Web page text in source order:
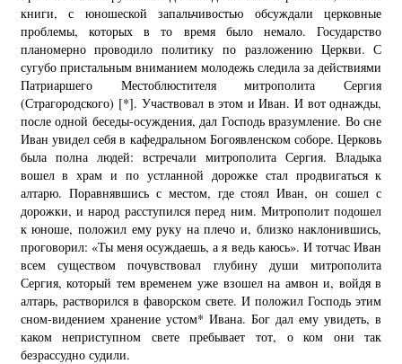
книги, с юношеской запальчивостью обсуждали церковные
проблемы, которых в то время было немало. Государство
планомерно проводило политику по разложению Церкви. С
сугубо пристальным вниманием молодежь следила за действиями
Патриаршего Местоблюстителя митрополита Сергия
(Страгородского) [*]. Участвовал в этом и Иван. И вот однажды,
после одной беседы-осуждения, дал Господь вразумление. Во сне
Иван увидел себя в кафедральном Богоявленском соборе. Церковь
была полна людей: встречали митрополита Сергия. Владыка
вошел в храм и по устланной дорожке стал продвигаться к
алтарю. Поравнявшись с местом, где стоял Иван, он сошел с
дорожки, и народ расступился перед ним. Митрополит подошел
к юноше, положил ему руку на плечо и, близко наклонившись,
проговорил: «Ты меня осуждаешь, а я ведь каюсь». И тотчас Иван
всем существом почувствовал глубину души митрополита
Сергия, который тем временем уже взошел на амвон и, войдя в
алтарь, растворился в фаворском свете. И положил Господь этим
сном-видением хранение устом* Ивана. Бог дал ему увидеть, в
каком неприступном свете пребывает тот, о ком они так
безрассудно судили.